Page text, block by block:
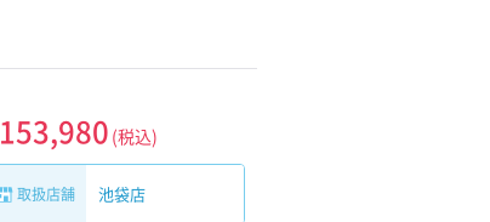
153,980 (税込)
取扱店舗 池袋店